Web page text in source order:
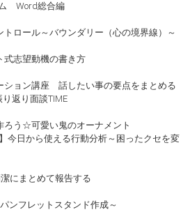
Word総合編
ロール～バウンダリー（心の境界線）～
志望動機の書き方
ョン講座 話したい事の要点をまとめる
面談TIME
う☆可愛い鬼のオーナメント
ら使える行動分析～困ったクセを変
にまとめて報告する
ンフレットスタンド作成～